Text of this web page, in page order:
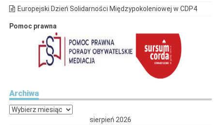
Europejski Dzień Solidarności Międzypokoleniowej w CDP4
Pomoc prawna
Archiwa
Archiwa
sierpień 2026